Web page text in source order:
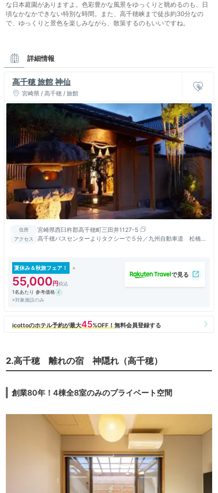
な日本庭園がありますよ。色彩豊かな風景をゆっくりと眺めるのも、日
頃なかなかできない特別な時間。また、高千穂峡まで徒歩約30分なの
で、ゆっくりと景色を楽しみながら、散策するのもいいですね。
詳細情報
高千穂 旅館 神仙
宮崎県 / 高千穂 / 旅館
住所 宮崎県西臼杵郡高千穂町三田井1127-5
アクセス
高千穂バスセンターよりタクシーで５分／九州自動車道 松橋Ｉ
夏休み＆秋旅フェア！
55,000
1名あたり 参考価格
※対象施設のみ
2.高千穂 離れの宿 神隠れ（高千穂）
創業80年！4棟全8室のみのプライベート空間